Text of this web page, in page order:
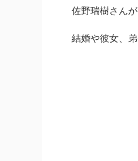
佐野瑞樹さん
結婚や彼女、